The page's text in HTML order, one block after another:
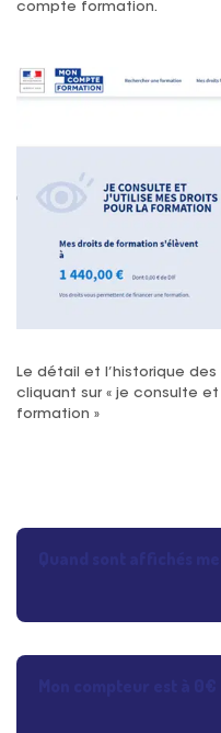
compte formation.
Le détail et l’historique
cliquant sur « je consulte
formation »
Les droits CPF